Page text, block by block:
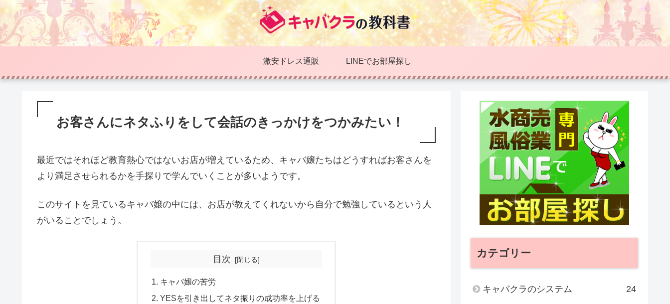
激安ドレス通販 LINEでお部屋探し
お客さんにネタふりをして会話のきっかけをつかみたい！
最近ではそれほど教育熱心ではないお店が増えているため、キャバ嬢たちはどうすればお客さんを
より満足させられるかを手探りで学んでいくことが多いようです。
このサイトを見ているキャバ嬢の中には、お店が教えてくれないから自分で勉強しているという人
がいることでしょう。
目次
キャバ嬢の苦労
YESを引き出してネタ振りの成功率を上げる
カテゴリー
キャバクラのシステム 24